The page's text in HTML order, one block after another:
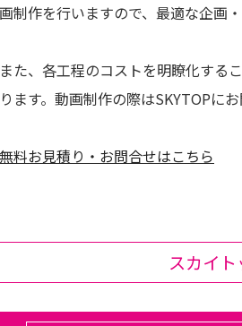
画制作を行いますので、最適な企画
また、各工程のコストを明瞭化する
ります。動画制作の際はSKYTOPにお
無料お見積り・お問合せはこちら
スカイ